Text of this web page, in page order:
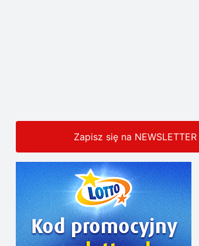
Zapisz się na